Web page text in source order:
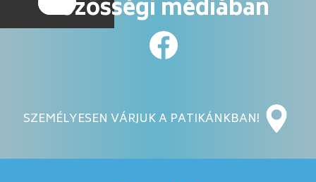
közösségi médiában
SZEMÉLYESEN VÁRJUK A PATIKÁNKBAN!